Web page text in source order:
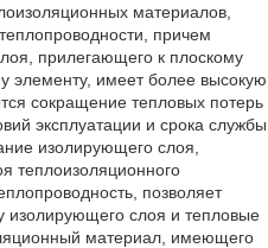
материалов,
причем
прилегающего к плоскому
элементу, имеет более высокую
сокращение тепловых потерь
эксплуатации и срока службы
изолирующего слоя,
теплоизоляционного
позволяет
изолирующего слоя и тепловые
материал, имеющего